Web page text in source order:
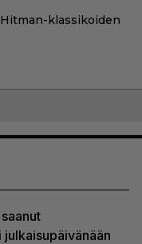
klassikoiden